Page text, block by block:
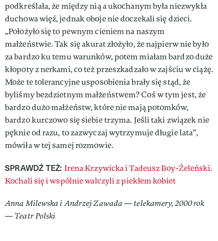
podkreślała, że między nią a ukochanym była niezwykła
duchowa więź, jednak oboje nie doczekali się dzieci.
„Położyło się to pewnym cieniem na naszym
małżeństwie. Tak się akurat złożyło, że najpierw nie było
za bardzo ku temu warunków, potem miałam bardzo duże
kłopoty z nerkami, co też przeszkadzało w zajściu w ciążę.
Może te tolerancyjne usposobienia brały się stąd, że
byliśmy bezdzietnym małżeństwem? Coś w tym jest, że
bardzo dużo małżeństw, które nie mają potomków,
bardzo kurczowo się siebie trzyma. Jeśli taki związek nie
pęknie od razu, to zazwyczaj wytrzymuje długie lata”,
mówiła w tej samej rozmowie.
SPRAWDŹ TEŻ: Irena Krzywicka i Tadeusz Boy-Żeleński.
Kochali się i wspólnie walczyli z piekłem kobiet
Anna Milewska i Andrzej Zawada — telekamery, 2000 rok
— Teatr Polski